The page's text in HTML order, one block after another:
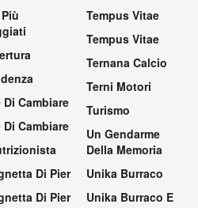
Di Cambiare
Di Cambiare
Di Pier
Di Pier
Tempus Vitae
Tempus Vitae
Ternana Calcio
Terni Motori
Turismo
Un Gendarme
Della Memoria
Unika Burraco
Unika Burraco E